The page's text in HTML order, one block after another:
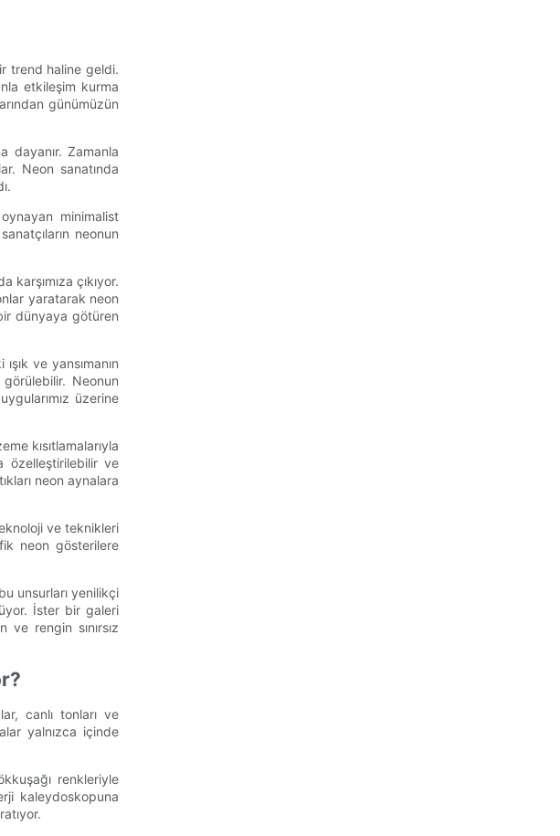
trend haline geldi.
etkileşim kurma
günümüzün
dayanır. Zamanla
Neon sanatında
minimalist
neonun
çıkıyor.
yaratarak neon
dünyaya götüren
ve yansımanın
görülebilir. Neonun
üzerine
kısıtlamalarıyla
özelleştirilebilir ve
neon aynalara
ve teknikleri
neon gösterilere
unsurları yenilikçi
İster bir galeri
rengin sınırsız
canlı tonları ve
yalnızca içinde
renkleriyle
kaleydoskopuna